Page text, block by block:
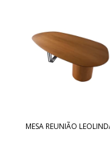
MESA REUNIÃO